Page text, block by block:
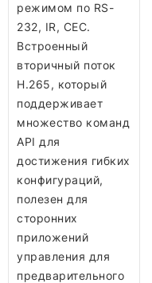
режимом по RS-
232, IR, CEC.
Встроенный
вторичный поток
H.265, который
поддерживает
множество команд
API для
достижения гибких
конфигураций,
полезен для
сторонних
приложений
управления для
предварительного